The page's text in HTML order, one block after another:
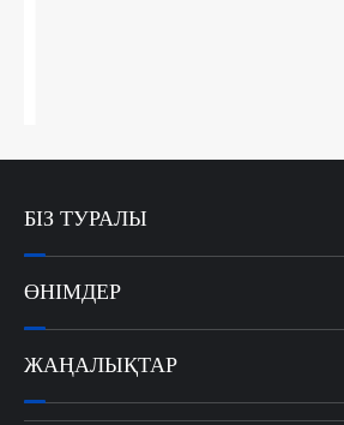
БІЗ ТУРАЛЫ
ӨНІМДЕР
ЖАҢАЛЫҚТАР